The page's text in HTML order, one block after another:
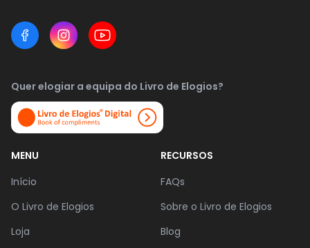
Quer elogiar a equipa do Livro de Elogios?
MENU
Início
O Livro de Elogios
Loja
RECURSOS
FAQs
Sobre o Livro de Elogios
Blog